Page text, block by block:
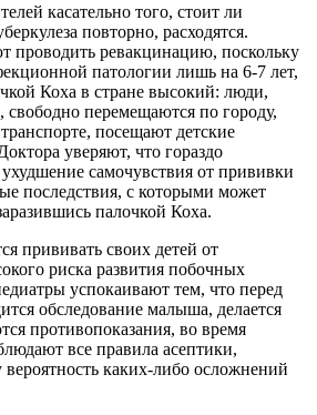
касательно того, стоит ли
повторно, расходятся.
проводить ревакцинацию, поскольку
патологии лишь на 6-7 лет,
Коха в стране высокий: люди,
свободно перемещаются по городу,
посещают детские
уверяют, что гораздо
самочувствия от прививки
последствия, с которыми может
палочкой Коха.
прививать своих детей от
риска развития побочных
успокаивают тем, что перед
обследование малыша, делается
противопоказания, во время
все правила асептики,
каких-либо осложнений